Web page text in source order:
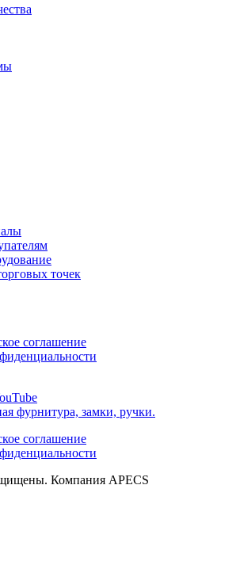
точек
соглашение
соглашение
Компания APECS